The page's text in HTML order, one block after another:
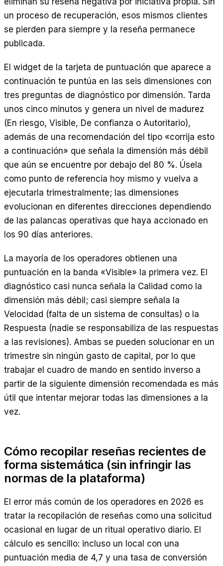
un proceso de recuperación, esos mismos clientes
se pierden para siempre y la reseña permanece
publicada.
El widget de la tarjeta de puntuación que aparece a
continuación te puntúa en las seis dimensiones con
tres preguntas de diagnóstico por dimensión. Tarda
unos cinco minutos y genera un nivel de madurez
(En riesgo, Visible, De confianza o Autoritario),
además de una recomendación del tipo «corrija esto
a continuación» que señala la dimensión más débil
que aún se encuentre por debajo del 80 %. Úsela
como punto de referencia hoy mismo y vuelva a
ejecutarla trimestralmente; las dimensiones
evolucionan en diferentes direcciones dependiendo
de las palancas operativas que haya accionado en
los 90 días anteriores.
La mayoría de los operadores obtienen una
puntuación en la banda «Visible» la primera vez. El
diagnóstico casi nunca señala la Calidad como la
dimensión más débil; casi siempre señala la
Velocidad (falta de un sistema de consultas) o la
Respuesta (nadie se responsabiliza de las respuestas
a las revisiones). Ambas se pueden solucionar en un
trimestre sin ningún gasto de capital, por lo que
trabajar el cuadro de mando en sentido inverso a
partir de la siguiente dimensión recomendada es más
útil que intentar mejorar todas las dimensiones a la
vez.
Cómo recopilar reseñas recientes de
forma sistemática (sin infringir las
normas de la plataforma)
El error más común de los operadores en 2026 es
tratar la recopilación de reseñas como una solicitud
ocasional en lugar de un ritual operativo diario. El
cálculo es sencillo: incluso un local con una
puntuación media de 4,7 y una tasa de conversión